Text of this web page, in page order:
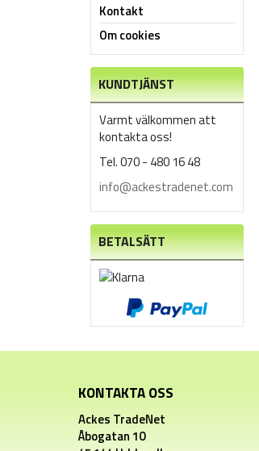
Kontakt
Om cookies
KUNDTJÄNST
Varmt välkommen att
kontakta oss!
Tel. 070 - 480 16 48
info@ackestradenet.com
BETALSÄTT
KONTAKTA OSS
Ackes TradeNet
Åbogatan 10